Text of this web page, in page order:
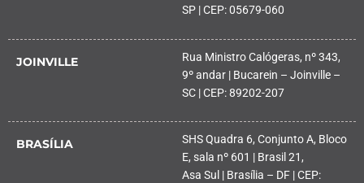
SP | CEP: 05679-060
JOINVILLE
Rua Ministro Calógeras, nº 343,
9º andar | Bucarein – Joinville –
SC | CEP: 89202-207
BRASÍLIA
SHS Quadra 6, Conjunto A, Bloco
E, sala nº 601 | Brasil 21,
Asa Sul | Brasília – DF | CEP: